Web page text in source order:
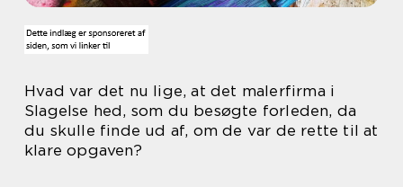
Hvad var det nu lige, at det malerfirma i
Slagelse hed, som du besøgte forleden, da
du skulle finde ud af, om de var de rette til at
klare opgaven?